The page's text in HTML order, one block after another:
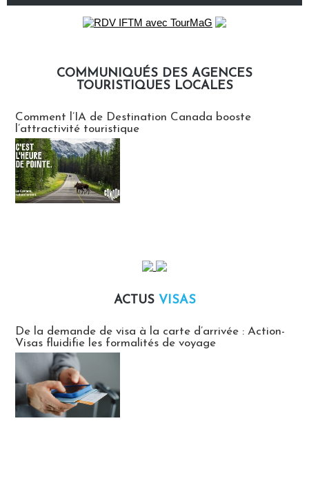
COMMUNIQUÉS DES AGENCES
TOURISTIQUES LOCALES
Comment l’IA de Destination Canada booste
l’attractivité touristique
ACTUS VISAS
De la demande de visa à la carte d’arrivée : Action-
Visas fluidifie les formalités de voyage